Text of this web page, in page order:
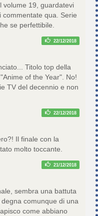
volume 19, guardatevi
commentate qua. Serie
se perfettibile.
22/12/2018
Titolo top della
of the Year". No!
TV del decennio e non
22/12/2018
Il finale con la
molto toccante.
21/12/2018
sembra una battuta
comunque di una
come abbiano